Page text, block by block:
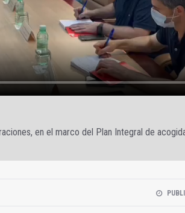
en el marco del Plan Integral de